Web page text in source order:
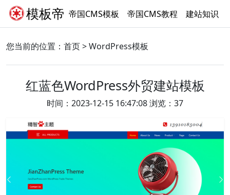
模板帝 帝国CMS模板 帝国CMS教程 建站知识
您当前的位置： 首页>WordPress模板
红蓝色WordPress外贸建站模板
时间：2023-12-15 16:47:08 浏览：37